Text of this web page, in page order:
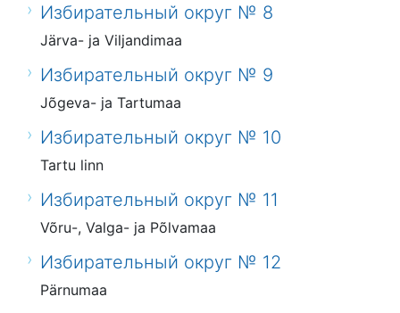
Избирательный округ № 8
Järva- ja Viljandimaa
Избирательный округ № 9
Jõgeva- ja Tartumaa
Избирательный округ № 10
Tartu linn
Избирательный округ № 11
Võru-, Valga- ja Põlvamaa
Избирательный округ № 12
Pärnumaa